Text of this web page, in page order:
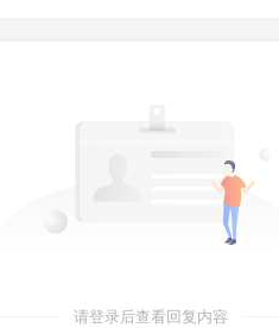
请登录后查看回复内容